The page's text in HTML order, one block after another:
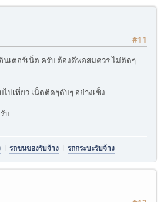
#11
เตอร์เน็ต ครับ ต้องดีพอสมควร ไม่ติดๆ
ปเที่ยว เน็ตติดๆดับๆ อย่างเซ็ง
บ
l รถขนของรับจ้าง l รถกระบะรับจ้าง